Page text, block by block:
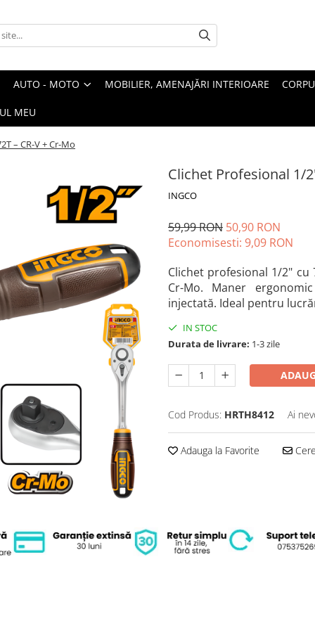
AUTO - MOTO MOBILIER, AMENAJĂRI INTERIOARE
MEU
– CR-V + Cr-Mo
Clichet Profesional 1/
INGCO
59,99 RON 50,90 RON
Economisesti: 9,09 RON
Clichet profesional 1/2" cu
Cr-Mo. Maner
injectată. Ideal pentru
IN STOC
Durata de livrare: 1-3 zile
Cod Produs: HRTH8412 Ai
Adauga la Favorite